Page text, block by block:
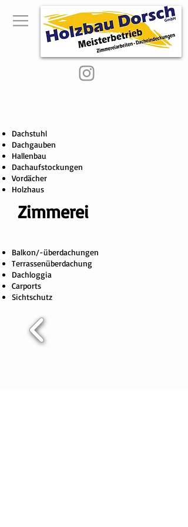
Dachstuhl
Dachgauben
Hallenbau
Dachaufstockungen
Vordächer
Holzhaus
Zimmerei
Balkon/-überdachungen
Terrassenüberdachung
Dachloggia
Carports
Sichtschutz